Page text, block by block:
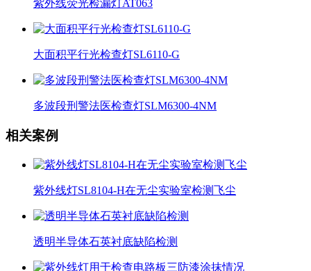
紫外线荧光检漏灯AT063
大面积平行光检查灯SL6110-G
多波段刑警法医检查灯SLM6300-4NM
相关案例
紫外线灯SL8104-H在无尘实验室检测飞尘
透明半导体石英衬底缺陷检测